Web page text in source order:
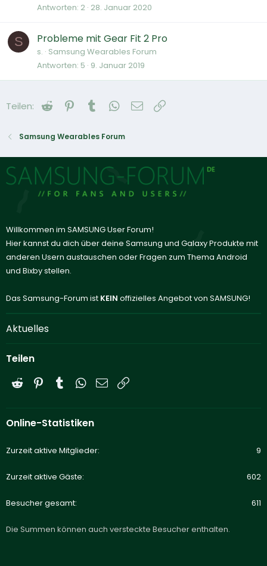
Antworten 2 28. Januar 2020
S Probleme mit Gear Fit 2 Pro
s. Samsung Wearables Forum
Antworten 5 9. Januar 2019
Teilen: Reddit Pinterest
Tumblr WhatsApp
E-Mail
Samsung Wearables Forum
Willkommen im SAMSUNG User Forum!
Hier kannst du dich über deine Samsung und Galaxy Produkte mit
anderen Usern austauschen oder Fragen zum Thema Android
und Bixby stellen.
Das Samsung-Forum ist KEIN offizielles Angebot von SAMSUNG!
Aktuelles
Teilen
Reddit PinterestTumblrWhatsApp
E-Mail
Online-Statistiken
Zurzeit aktive Mitglieder 9
Zurzeit aktive Gäste 602
Besucher gesamt 611
Die Summen können auch versteckte Besucher enthalten.